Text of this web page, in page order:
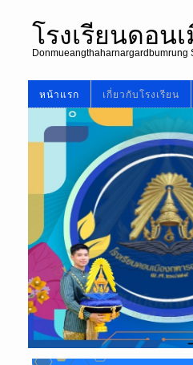
โรงเรียนดอน
Donmueangthaharnargardbumrung
หน้าแรก เกี่ยวกับโรงเรียน